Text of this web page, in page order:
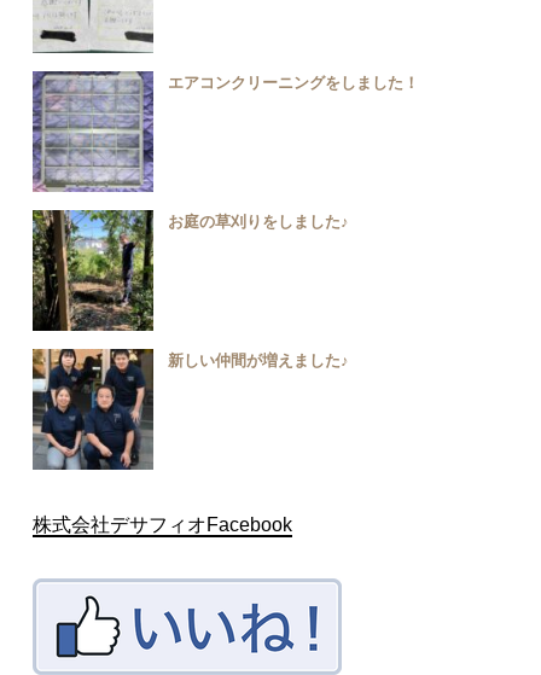
エアコンクリーニングをしました！
お庭の草刈りをしました♪
新しい仲間が増えました♪
株式会社デサフィオFacebook